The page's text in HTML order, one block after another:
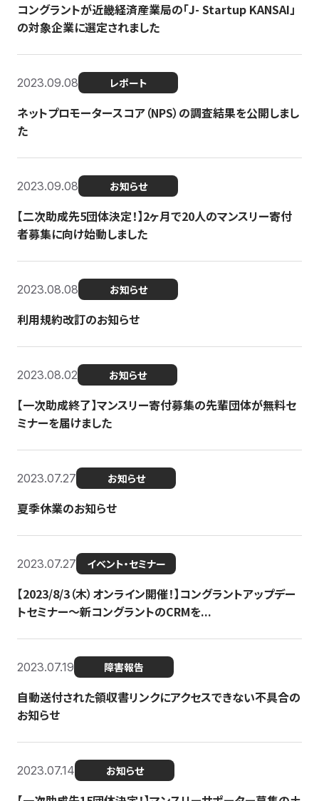
コングラントが近畿経済産業局の「J- Startup KANSAI」
の対象企業に選定されました
2023.09.08 レポート
ネットプロモータースコア（NPS）の調査結果を公開しまし
た
2023.09.08 お知らせ
【二次助成先5団体決定！】2ヶ月で20人のマンスリー寄付
者募集に向け始動しました
2023.08.08 お知らせ
利用規約改訂のお知らせ
2023.08.02 お知らせ
【一次助成終了】マンスリー寄付募集の先輩団体が無料セ
ミナーを届けました
2023.07.27 お知らせ
夏季休業のお知らせ
2023.07.27 イベント・セミナー
【2023/8/3（木）オンライン開催！】コングラントアップデー
トセミナー〜新コングラントのCRMを...
2023.07.19 障害報告
自動送付された領収書リンクにアクセスできない不具合の
お知らせ
2023.07.14 お知らせ